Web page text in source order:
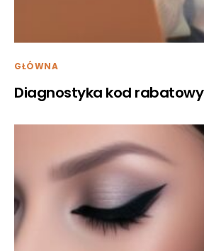
GŁÓWNA
Diagnostyka kod rabatowy